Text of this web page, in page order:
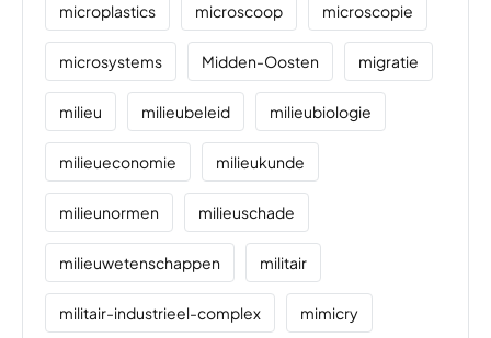
microplastics microscoop microscopie
microsystems Midden-Oosten migratie
milieu milieubeleid milieubiologie
milieueconomie milieukunde
milieunormen milieuschade
milieuwetenschappen militair
militair-industrieel-complex mimicry